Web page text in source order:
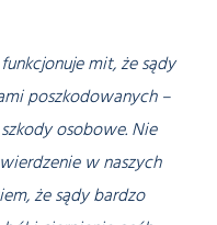
mit, że sądy
poszkodowanych –
osobowe. Nie
w naszych
że sądy bardzo